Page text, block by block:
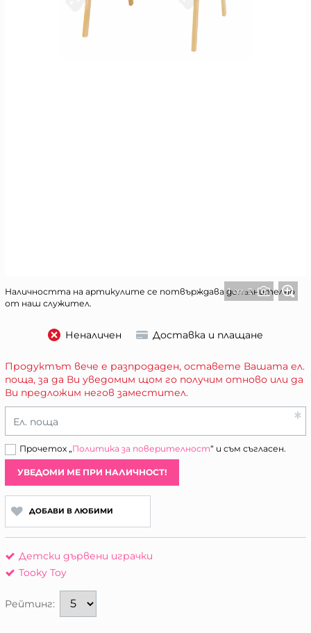
1 от 2
Наличността на артикулите се потвърждава допълнително
от наш служител.
Неналичен Доставка и плащане
Продуктът вече е разпродаден, оставете Вашата ел.
поща, за да Ви уведомим щом го получим отново или да
Ви предложим негов заместител.
Ел. поща
Прочетох „Политика за поверителност“ и съм съгласен.
УВЕДОМИ МЕ ПРИ НАЛИЧНОСТ!
ДОБАВИ В ЛЮБИМИ
Детски дървени играчки
Tooky Toy
Рейтинг: